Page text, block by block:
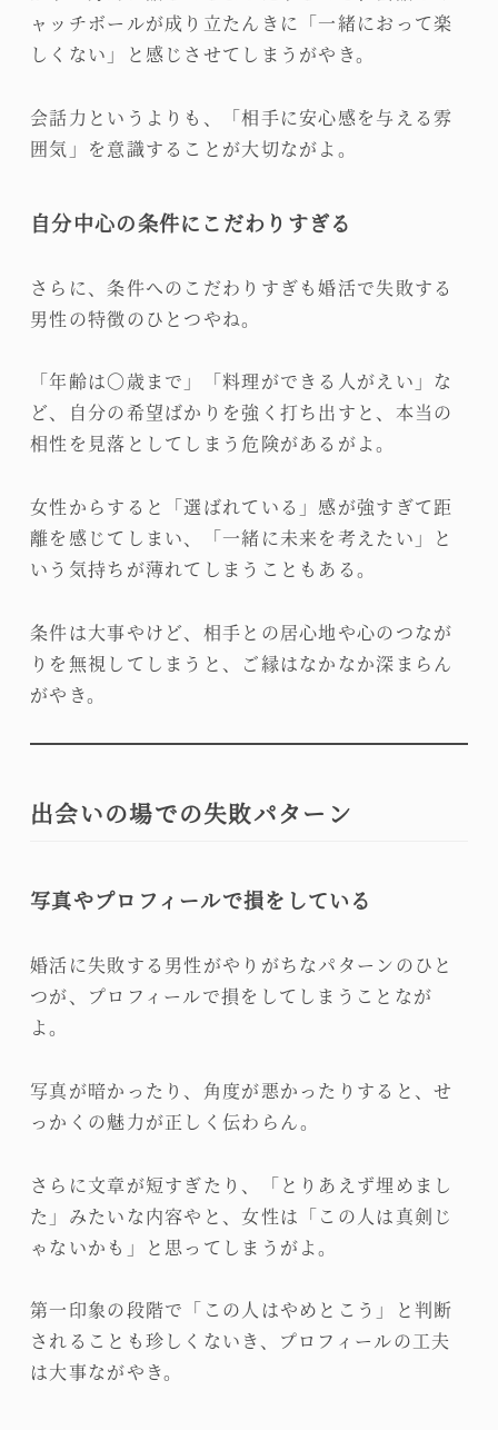
ャッチボールが成り立たんきに「一緒におって楽
しくない」と感じさせてしまうがやき。
会話力というよりも、「相手に安心感を与える雰
囲気」を意識することが大切ながよ。
自分中心の条件にこだわりすぎる
さらに、条件へのこだわりすぎも婚活で失敗する
男性の特徴のひとつやね。
「年齢は〇歳まで」「料理ができる人がえい」な
ど、自分の希望ばかりを強く打ち出すと、本当の
相性を見落としてしまう危険があるがよ。
女性からすると「選ばれている」感が強すぎて距
離を感じてしまい、「一緒に未来を考えたい」と
いう気持ちが薄れてしまうこともある。
条件は大事やけど、相手との居心地や心のつなが
りを無視してしまうと、ご縁はなかなか深まらん
がやき。
出会いの場での失敗パターン
写真やプロフィールで損をしている
婚活に失敗する男性がやりがちなパターンのひと
つが、プロフィールで損をしてしまうことなが
よ。
写真が暗かったり、角度が悪かったりすると、せ
っかくの魅力が正しく伝わらん。
さらに文章が短すぎたり、「とりあえず埋めまし
た」みたいな内容やと、女性は「この人は真剣じ
ゃないかも」と思ってしまうがよ。
第一印象の段階で「この人はやめとこう」と判断
されることも珍しくないき、プロフィールの工夫
は大事ながやき。